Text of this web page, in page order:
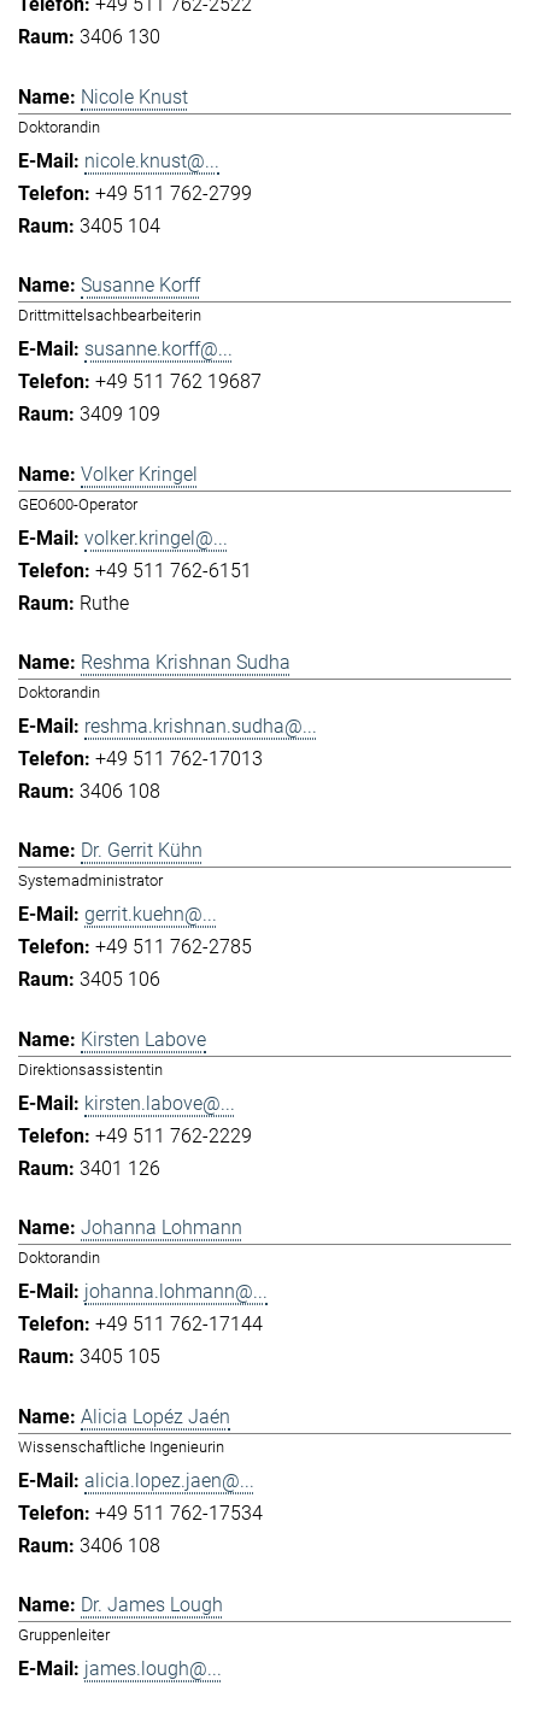
+49 511 762-2522
3406 130
Nicole Knust
Doktorandin
nicole.knust@...
+49 511 762-2799
3405 104
Susanne Korff
Drittmittelsachbearbeiterin
susanne.korff@...
+49 511 762 19687
3409 109
Volker Kringel
GEO600-Operator
volker.kringel@...
+49 511 762-6151
Ruthe
Reshma Krishnan Sudha
Doktorandin
reshma.krishnan.sudha@...
+49 511 762-17013
3406 108
Dr. Gerrit Kühn
Systemadministrator
gerrit.kuehn@...
+49 511 762-2785
3405 106
Kirsten Labove
Direktionsassistentin
kirsten.labove@...
+49 511 762-2229
3401 126
Johanna Lohmann
Doktorandin
johanna.lohmann@...
+49 511 762-17144
3405 105
Alicia Lopéz Jaén
Wissenschaftliche Ingenieurin
alicia.lopez.jaen@...
+49 511 762-17534
3406 108
Dr. James Lough
Gruppenleiter
james.lough@...